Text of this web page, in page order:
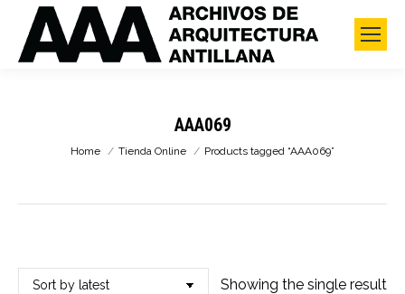
AAA069
You are here:
Home Tienda Online Products tagged “AAA069”
Showing the single result